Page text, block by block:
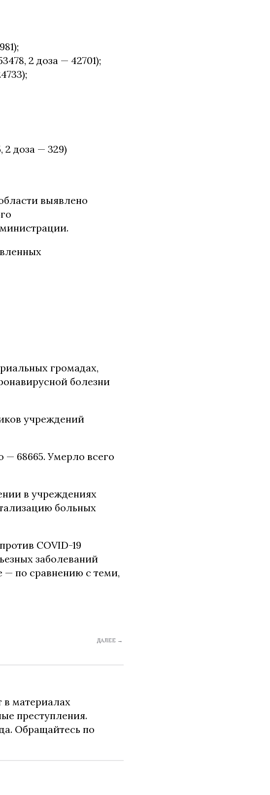
2 доза — 42701);
2 доза — 329)
выявлено
громадах,
болезни
учреждений
— 68665. Умерло всего
в учреждениях
больных
COVID-19
заболеваний
— по сравнению с теми,
ДАЛЕЕ →
материалах
преступления.
Обращайтесь по